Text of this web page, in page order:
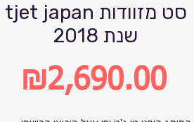
tjet japan סט מזוודות
שנת 2018
₪2,690.00